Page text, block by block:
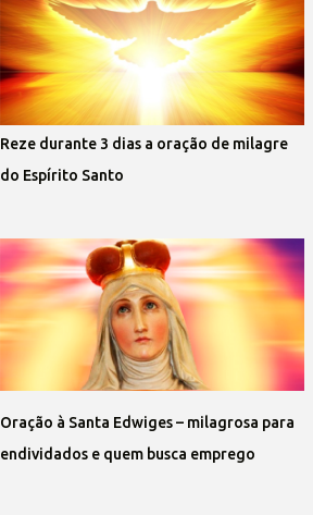
Reze durante 3 dias a oração de milagre
do Espírito Santo
Oração à Santa Edwiges – milagrosa para
endividados e quem busca emprego